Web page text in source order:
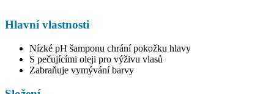
Hlavní vlastnosti
Nízké pH šamponu chrání pokožku hlavy
S pečujícími oleji pro výživu vlasů
Zabraňuje vymývání barvy